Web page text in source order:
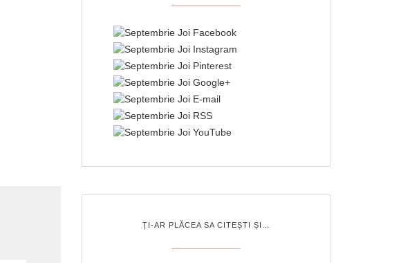
ȚI-AR PLĂCEA SA CITEȘTI ȘI…